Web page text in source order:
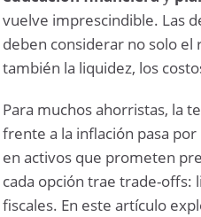
vuelve imprescindible. Las
deben considerar no solo
también la liquidez, los
Para muchos ahorristas, la
frente a la inflación pasa
en activos que prometen
cada opción trae trade-offs:
fiscales. En este artículo